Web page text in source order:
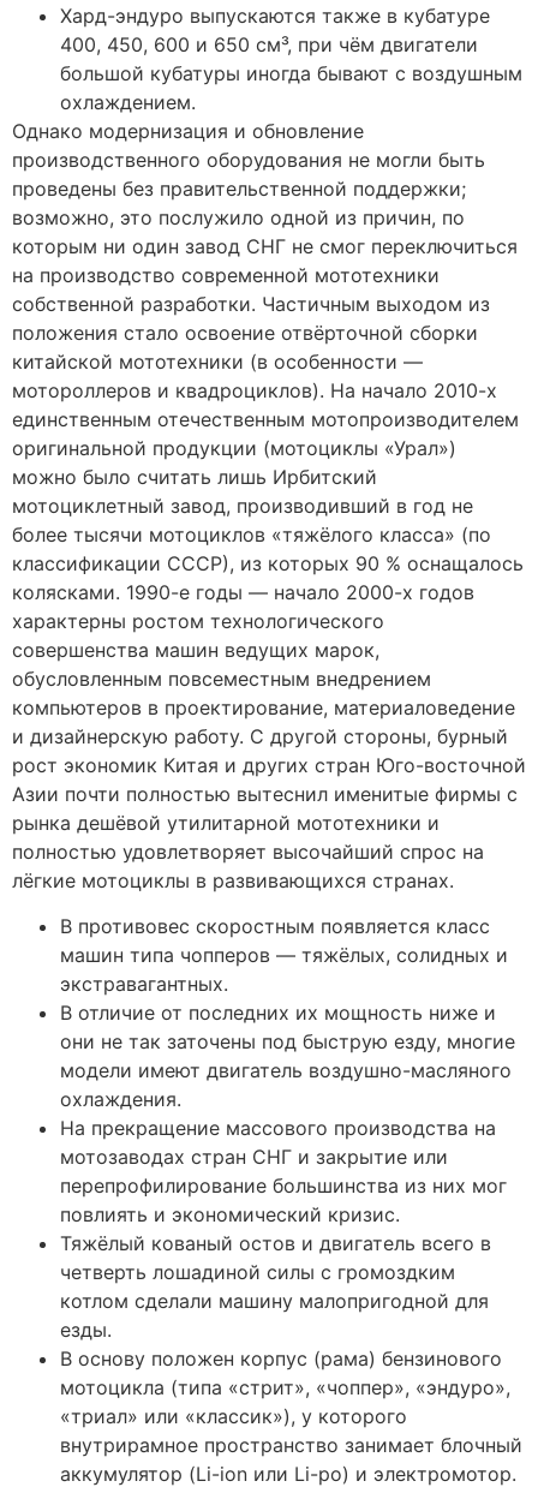
Хард-эндуро выпускаются также в кубатуре
400, 450, 600 и 650 см³, при чём двигатели
большой кубатуры иногда бывают с воздушным
охлаждением.
Однако модернизация и обновление
производственного оборудования не могли быть
проведены без правительственной поддержки;
возможно, это послужило одной из причин, по
которым ни один завод СНГ не смог переключиться
на производство современной мототехники
собственной разработки. Частичным выходом из
положения стало освоение отвёрточной сборки
китайской мототехники (в особенности —
мотороллеров и квадроциклов). На начало 2010-х
единственным отечественным мотопроизводителем
оригинальной продукции (мотоциклы «Урал»)
можно было считать лишь Ирбитский
мотоциклетный завод, производивший в год не
более тысячи мотоциклов «тяжёлого класса» (по
классификации СССР), из которых 90 % оснащалось
колясками. 1990-е годы — начало 2000-х годов
характерны ростом технологического
совершенства машин ведущих марок,
обусловленным повсеместным внедрением
компьютеров в проектирование, материаловедение
и дизайнерскую работу. С другой стороны, бурный
рост экономик Китая и других стран Юго-восточной
Азии почти полностью вытеснил именитые фирмы с
рынка дешёвой утилитарной мототехники и
полностью удовлетворяет высочайший спрос на
лёгкие мотоциклы в развивающихся странах.
В противовес скоростным появляется класс
машин типа чопперов — тяжёлых, солидных и
экстравагантных.
В отличие от последних их мощность ниже и
они не так заточены под быструю езду, многие
модели имеют двигатель воздушно-масляного
охлаждения.
На прекращение массового производства на
мотозаводах стран СНГ и закрытие или
перепрофилирование большинства из них мог
повлиять и экономический кризис.
Тяжёлый кованый остов и двигатель всего в
четверть лошадиной силы с громоздким
котлом сделали машину малопригодной для
езды.
В основу положен корпус (рама) бензинового
мотоцикла (типа «стрит», «чоппер», «эндуро»,
«триал» или «классик»), у которого
внутрирамное пространство занимает блочный
аккумулятор (Li-ion или Li-po) и электромотор.